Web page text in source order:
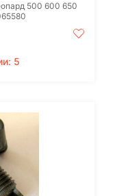
500 600 650
5